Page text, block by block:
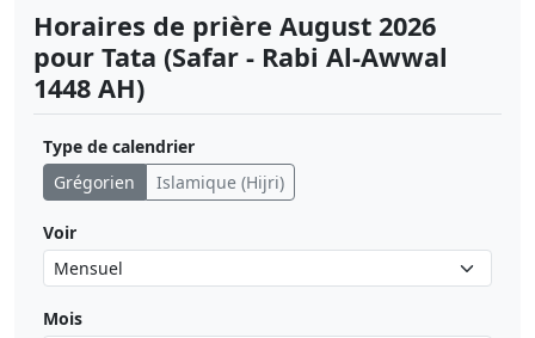
Horaires de prière August 2026
pour Tata (Safar - Rabi Al-Awwal
1448 AH)
Type de calendrier
Grégorien
Islamique (Hijri)
Voir
Mois